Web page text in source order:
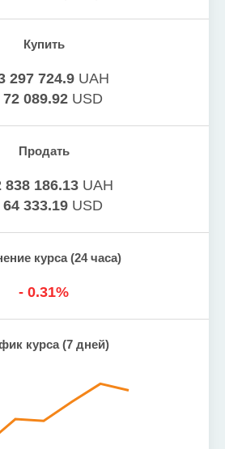
Купить
297 724.9UAH
72 089.92 USD
Продать
838 186.13UAH
64 333.19 USD
курса (24 часа)
- 0.31%
курса (7 дней)